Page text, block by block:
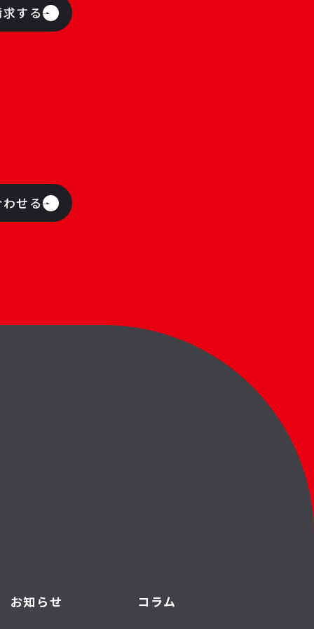
する
せる
お知らせ コラム